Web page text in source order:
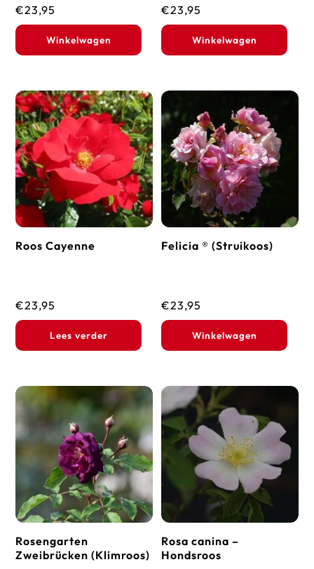
€23,95
Winkelwagen
€23,95
Winkelwagen
Roos Cayenne
€23,95
Lees verder
Felicia ® (Struikoos)
€23,95
Winkelwagen
Rosengarten
Zweibrücken (Klimroos)
Rosa canina –
Hondsroos